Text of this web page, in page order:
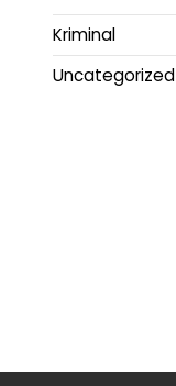
Kriminal
Uncategorized